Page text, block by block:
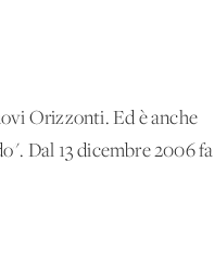
Orizzonti. Ed è anche
Dal 13 dicembre 2006 fa